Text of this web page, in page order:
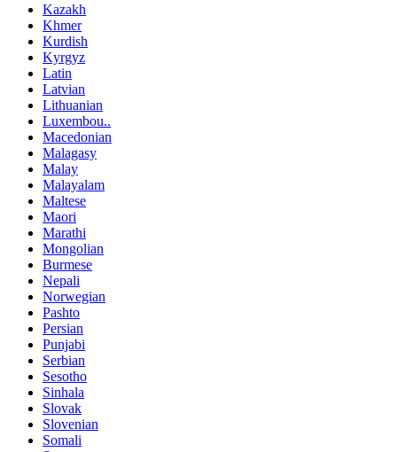
Kazakh
Khmer
Kurdish
Kyrgyz
Latin
Latvian
Lithuanian
Luxembou..
Macedonian
Malagasy
Malay
Malayalam
Maltese
Maori
Marathi
Mongolian
Burmese
Nepali
Norwegian
Pashto
Persian
Punjabi
Serbian
Sesotho
Sinhala
Slovak
Slovenian
Somali